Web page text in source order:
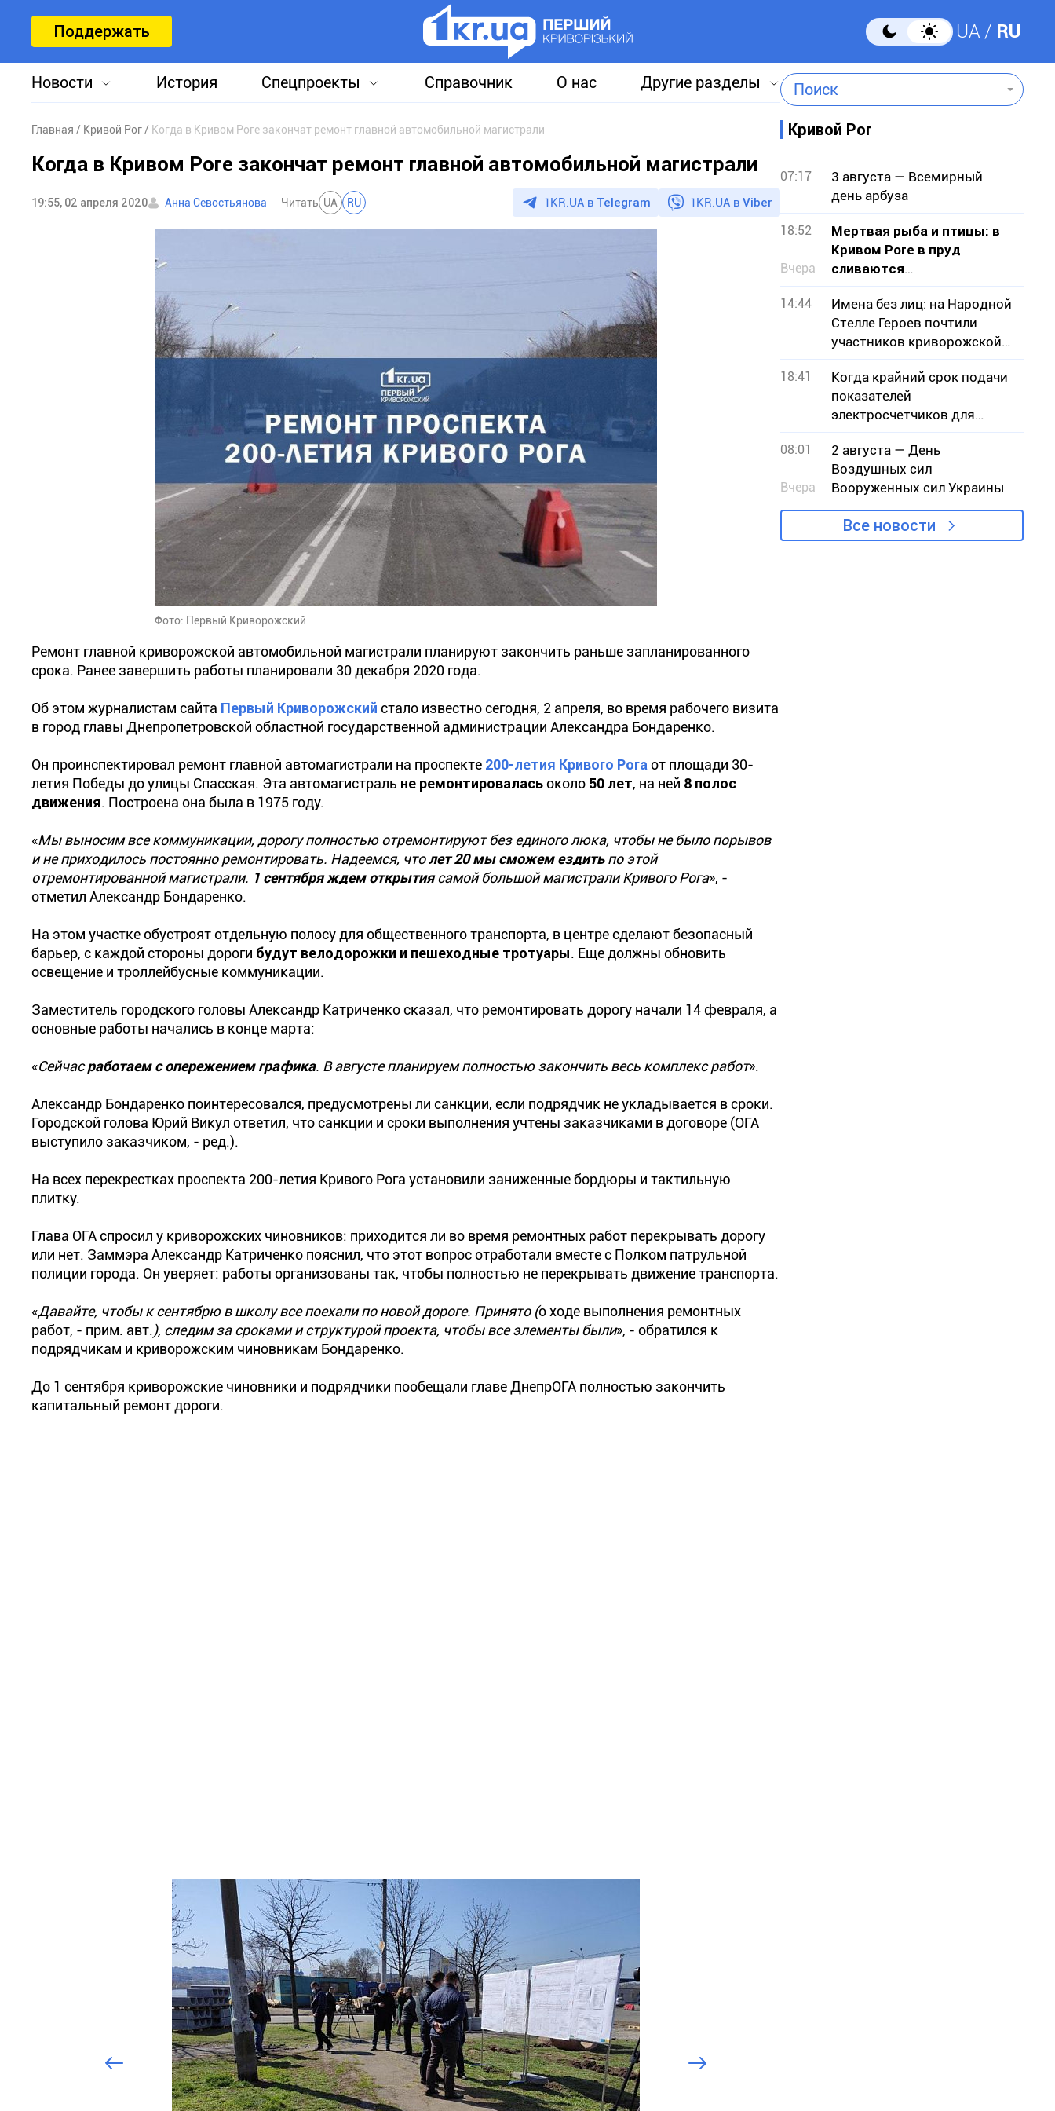
Поддержать UA RU
Новости История Спецпроекты Справочник О нас Другие разделы Поиск
Главная Кривой Рог Когда в Кривом Роге закончат ремонт главной автомобильной магистрали
Когда в Кривом Роге закончат ремонт главной автомобильной магистрали
19:55, 02 апреля 2020 Анна Севостьянова Читать UA RU 1KR.UA в Telegram 1KR.UA в Viber
Фото: Первый Криворожский
Ремонт главной криворожской автомобильной магистрали планируют закончить раньше запланированного
срока. Ранее завершить работы планировали 30 декабря 2020 года.
Об этом журналистам сайта Первый Криворожский стало известно сегодня, 2 апреля, во время рабочего визита
в город главы Днепропетровской областной государственной администрации Александра Бондаренко.
Он проинспектировал ремонт главной автомагистрали на проспекте 200-летия Кривого Рога от площади 30-
летия Победы до улицы Спасская. Эта автомагистраль не ремонтироваласьоколо 50 лет, на ней 8 полос
движения. Построена она была в 1975 году.
«Мы выносим все коммуникации, дорогу полностью отремонтируют без единого люка, чтобы не было порывов
и не приходилось постоянно ремонтировать. Надеемся, чтолет 20 мы сможем ездитьпо этой
отремонтированной магистрали. 1 сентября ждем открытиясамой большой магистрали Кривого Рога», -
отметил Александр Бондаренко.
На этом участке обустроят отдельную полосу для общественного транспорта, в центре сделают безопасный
барьер, с каждой стороны дороги будут велодорожки и пешеходные тротуары. Еще должны обновить
освещение и троллейбусные коммуникации.
Заместитель городского головы Александр Катриченко сказал, что ремонтировать дорогу начали 14 февраля, а
основные работы начались в конце марта:
«Сейчасработаем с опережением графика. В августе планируем полностью закончить весь комплекс работ».
Александр Бондаренко поинтересовался, предусмотрены ли санкции, если подрядчик не укладывается в сроки.
Городской голова Юрий Викул ответил, что санкции и сроки выполнения учтены заказчиками в договоре (ОГА
выступило заказчиком, - ред.).
На всех перекрестках проспекта 200-летия Кривого Рога установили заниженные бордюры и тактильную
плитку.
Глава ОГА спросил у криворожских чиновников: приходится ли во время ремонтных работ перекрывать дорогу
или нет. Заммэра Александр Катриченко пояснил, что этот вопрос отработали вместе с Полком патрульной
полиции города. Он уверяет: работы организованы так, чтобы полностью не перекрывать движение транспорта.
«Давайте, чтобы к сентябрю в школу все поехали по новой дороге. Принято (о ходе выполнения ремонтных
работ, - прим. авт. ), следим за сроками и структурой проекта, чтобы все элементы были», - обратился к
подрядчикам и криворожским чиновникам Бондаренко.
До 1 сентября криворожские чиновники и подрядчики пообещали главе ДнепрОГА полностью закончить
капитальный ремонт дороги.
Кривой Рог
07:17
3 августа — Всемирный
день арбуза
18:52
Вчера
Мертвая рыба и птицы: в
Кривом Роге в пруд
сливаются
канализационные стоки
14:44
Имена без лиц: на Народной
Стелле Героев почтили
участников криворожской
ячейки ОУН
18:41
Когда крайний срок подачи
показателей
электросчетчиков для
криворожан
08:01
Вчера
2 августа — День
Воздушных сил
Вооруженных сил Украины
Все новости